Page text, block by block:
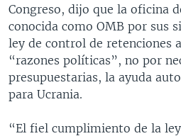
Congreso, dijo que la oficina
conocida como OMB por sus
ley de control de retenciones
“razones políticas”, no por
presupuestarias, la ayuda
para Ucrania.
“El fiel cumplimiento de la